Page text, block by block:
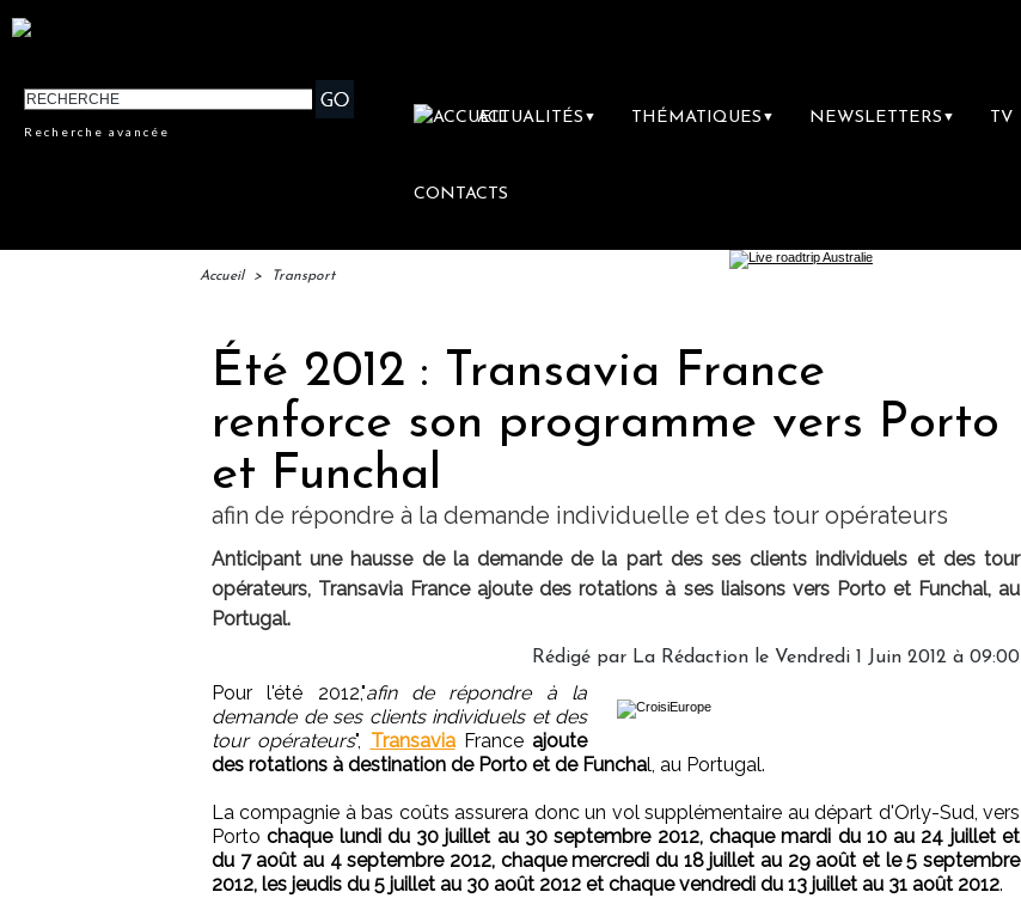
Recherche avancée
ACTUALITÉS ▼ THÉMATIQUES ▼ NEWSLETTERS ▼ TV
CONTACTS
Accueil > Transport
Été 2012 : Transavia France
renforce son programme vers Porto
et Funchal
afin de répondre à la demande individuelle et des tour opérateurs
Anticipant une hausse de la demande de la part des ses clients individuels et des tour
opérateurs, Transavia France ajoute des rotations à ses liaisons vers Porto et Funchal, au
Portugal.
Rédigé par La Rédaction le Vendredi 1 Juin 2012 à 09:00
Pour l'été 2012,"afin de répondre à la
demande de ses clients individuels et des
tour opérateurs", TransaviaFrance ajoute
des rotations à destination de Porto et de Funchal, au Portugal.
La compagnie à bas coûts assurera donc un vol supplémentaire au départ d'Orly-Sud, vers
Portochaque lundi du 30 juillet au 30 septembre 2012, chaque mardi du 10 au 24 juillet et
du 7 août au 4 septembre 2012, chaque mercredi du 18 juillet au 29 août et le 5 septembre
2012, les jeudis du 5 juillet au 30 août 2012 et chaque vendredi du 13 juillet au 31 août 2012.